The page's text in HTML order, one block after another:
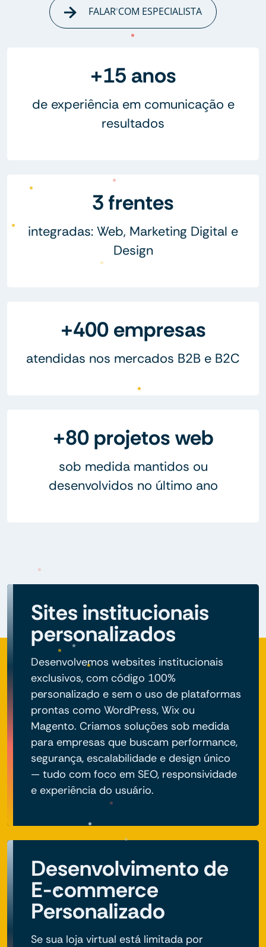
FALAR COM ESPECIALISTA
+15 anos
de experiência em comunicação e
resultados
3 frentes
integradas: Web, Marketing Digital e
Design
+400 empresas
atendidas nos mercados B2B e B2C
+80 projetos web
sob medida mantidos ou
desenvolvidos no último ano
Sites institucionais
personalizados
Desenvolvemos websites institucionais
exclusivos, com código 100%
personalizado e sem o uso de plataformas
prontas como WordPress, Wix ou
Magento. Criamos soluções sob medida
para empresas que buscam performance,
segurança, escalabilidade e design único
— tudo com foco em SEO, responsividade
e experiência do usuário.
Desenvolvimento de
E-commerce
Personalizado
Se sua loja virtual está limitada por